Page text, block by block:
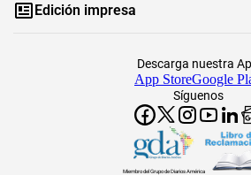
Edición impresa
Síguenos
Descarga nuestra
App StoreGoogle
Miembro del Grupo de Diarios América